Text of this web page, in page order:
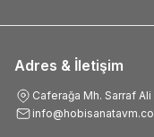
Adres & İletişim
Caferağa Mh. Sarraf